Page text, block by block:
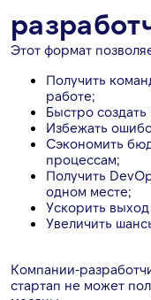
Этот формат
Получить
работе;
Быстро создать
Избежать
Сэкономить
процессам;
Получить
одном месте;
Ускорить
Увеличить
Компании-
стартап не может